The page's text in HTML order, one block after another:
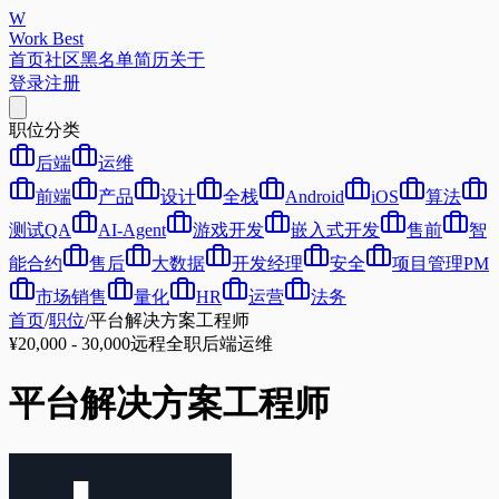
W
Work Best
首页社区黑名单简历关于
登录注册
职位分类
后端
运维
前端
产品 设计 全栈 Android iOS
算法
测试QA
AI-Agent 游戏开发 嵌入式开发 售前
智
能合约
售后 大数据 开发经理 安全
项目管理PM
市场销售
量化 HR 运营
法务
首页/职位/平台解决方案工程师
¥20,000 - 30,000远程全职后端运维
平台解决方案工程师